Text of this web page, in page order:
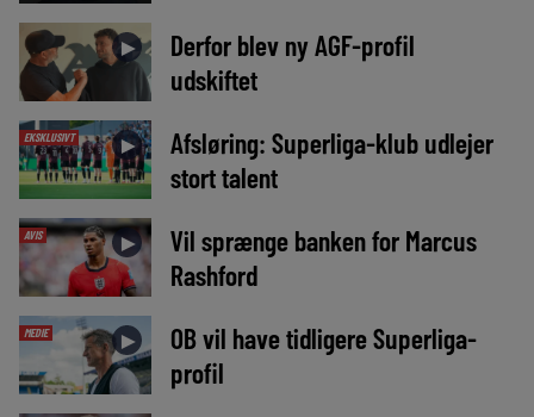
►
Derfor blev ny AGF-profil
udskiftet
EKSKLUSIVT ►
Afsløring: Superliga-klub udlejer
stort talent
AVIS ►
Vil sprænge banken for Marcus
Rashford
MEDIE ►
OB vil have tidligere Superliga-
profil